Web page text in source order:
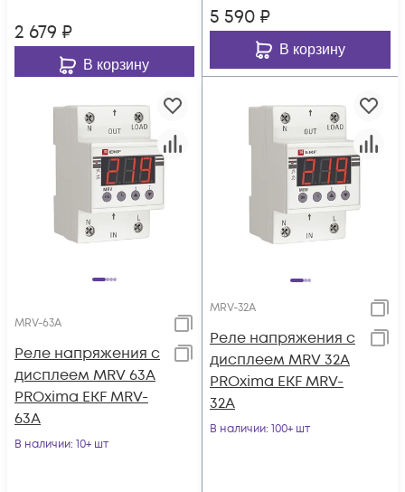
2 679 ₽
В корзину
5 590 ₽
В корзину
MRV-63A
Реле напряжения с
дисплеем MRV 63А
PROxima EKF MRV-
63A
В наличии: 10+ шт
MRV-32A
Реле напряжения с
дисплеем MRV 32А
PROxima EKF MRV-
32A
В наличии: 100+ шт